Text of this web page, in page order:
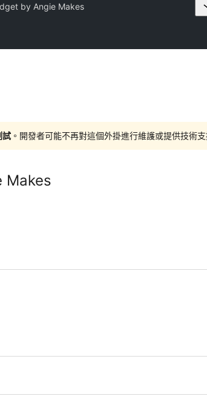
by Angie Makes
試 。開發者可能不再對這個外掛進行維護或提供技術
Makes